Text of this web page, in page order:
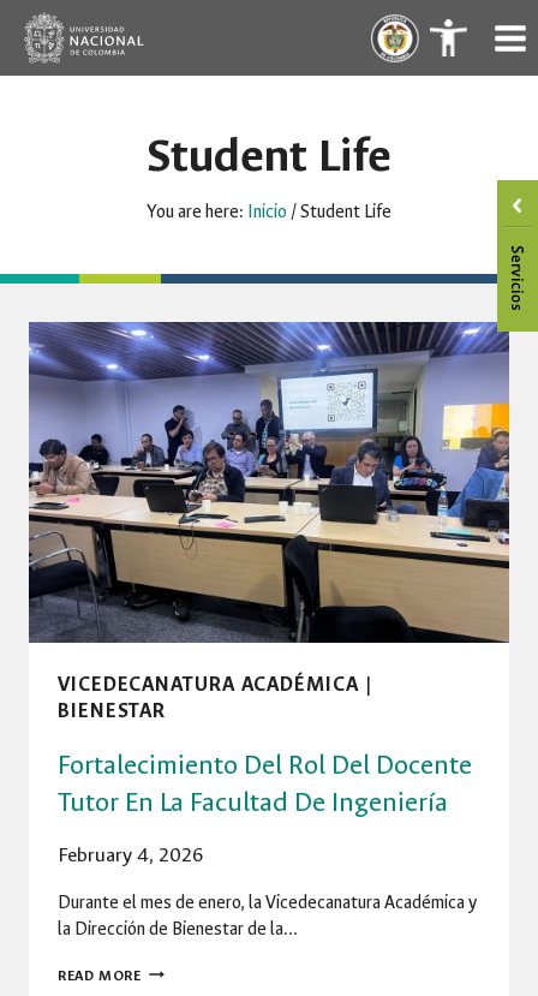
content
. .
Student Life
You are here: Inicio /Student Life
VICEDECANATURA ACADÉMICA|
BIENESTAR
Fortalecimiento Del Rol Del Docente
Tutor En La Facultad De Ingeniería
February 4, 2026
Durante el mes de enero, la Vicedecanatura Académica y
la Dirección de Bienestar de la…
READ MOREFORTALECIMIENTO